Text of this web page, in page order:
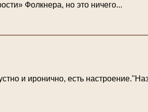
Фолкнера, но это ничего...
и иронично, есть